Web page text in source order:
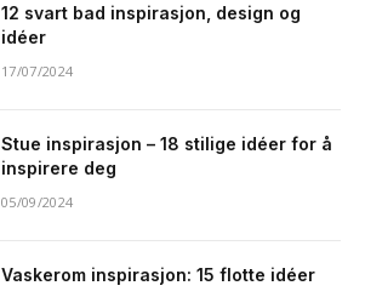
12 svart bad inspirasjon, design og
idéer
17/07/2024
Stue inspirasjon – 18 stilige idéer for å
inspirere deg
05/09/2024
Vaskerom inspirasjon: 15 flotte idéer